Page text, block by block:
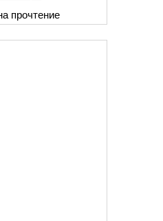
прочтение